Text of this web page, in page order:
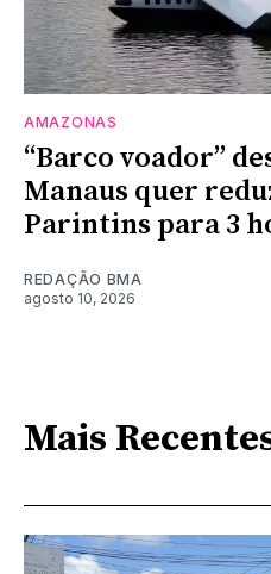
AMAZONAS
“Barco voador”
Manaus quer
Parintins para 3
REDAÇÃO BMA
agosto 10, 2026
Mais